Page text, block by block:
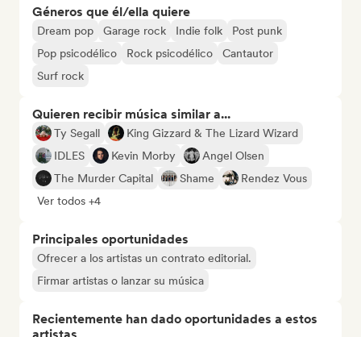
Géneros que él/ella quiere
Dream pop Garage rock Indie folk
Post punk
Pop psicodélico
Rock psicodélico
Cantautor
Surf rock
Quieren recibir música similar a...
Ty Segall
King Gizzard & The Lizard Wizard
IDLES
Kevin Morby
Angel Olsen
The Murder Capital
Shame
Rendez Vous
Ver todos +4
Principales oportunidades
Ofrecer a los artistas un contrato editorial.
Firmar artistas o lanzar su música
Recientemente han dado oportunidades a estos